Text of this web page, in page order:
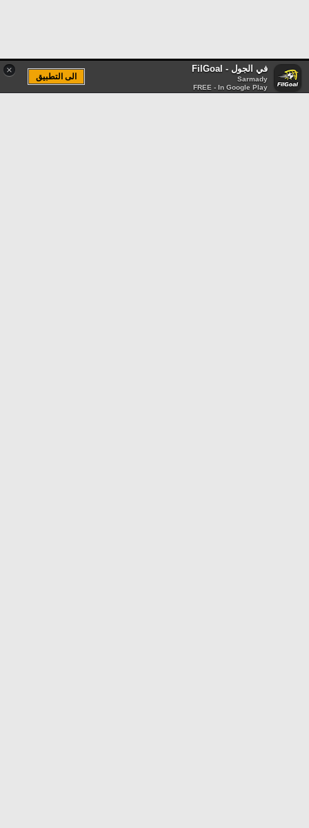
× في الجول - FilGoal
Sarmady
FREE - In Google Play
الى التطبيق